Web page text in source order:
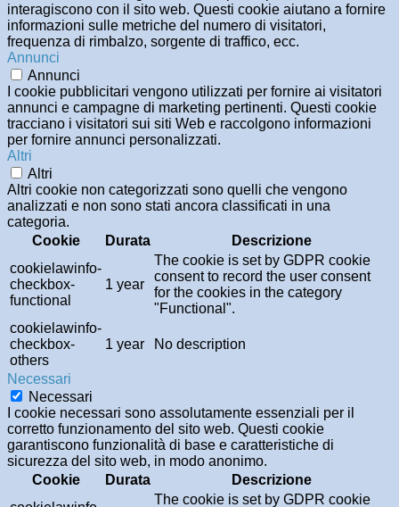
interagiscono con il sito web. Questi cookie aiutano a fornire
informazioni sulle metriche del numero di visitatori,
frequenza di rimbalzo, sorgente di traffico, ecc.
Annunci
Annunci
I cookie pubblicitari vengono utilizzati per fornire ai visitatori
annunci e campagne di marketing pertinenti. Questi cookie
tracciano i visitatori sui siti Web e raccolgono informazioni
per fornire annunci personalizzati.
Altri
Altri
Altri cookie non categorizzati sono quelli che vengono
analizzati e non sono stati ancora classificati in una
categoria.
Cookie
Durata
Descrizione
cookielawinfo-
checkbox-
functional
1 year
The cookie is set by GDPR cookie
consent to record the user consent
for the cookies in the category
"Functional".
cookielawinfo-
checkbox-
others
1 year No description
Necessari
Necessari
I cookie necessari sono assolutamente essenziali per il
corretto funzionamento del sito web. Questi cookie
garantiscono funzionalità di base e caratteristiche di
sicurezza del sito web, in modo anonimo.
Cookie
Durata
Descrizione
The cookie is set by GDPR cookie